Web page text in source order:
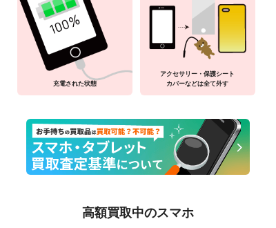
充電された状態
アクセサリー・保護シート
カバーなどは全て外す
高額買取中のスマホ